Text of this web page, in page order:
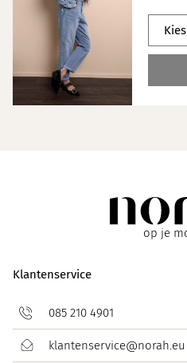
op je
Klantenservice
085 210 4901
klantenservice@norah.eu